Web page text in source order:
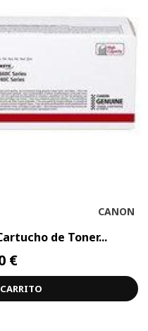
CANON
de Toner...
€